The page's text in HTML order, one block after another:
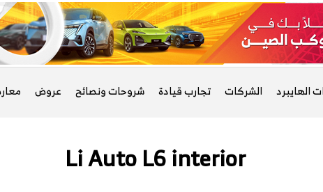
الهايبرد الشركات تجارب قيادة شروحات ونصائح عروض
Li Auto L6 interior